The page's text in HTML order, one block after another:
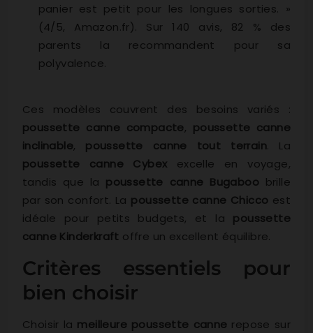
panier est petit pour les longues sorties. »
(4/5, Amazon.fr). Sur 140 avis, 82 % des
parents la recommandent pour sa
polyvalence.
Ces modèles couvrent des besoins variés :
poussette canne compacte, poussette canne
inclinable, poussette canne tout terrain. La
poussette canne Cybex excelle en voyage,
tandis que la poussette canne Bugaboo brille
par son confort. La poussette canne Chicco est
idéale pour petits budgets, et la poussette
canne Kinderkraft offre un excellent équilibre.
Critères essentiels pour
bien choisir
Choisir la meilleure poussette canne repose sur